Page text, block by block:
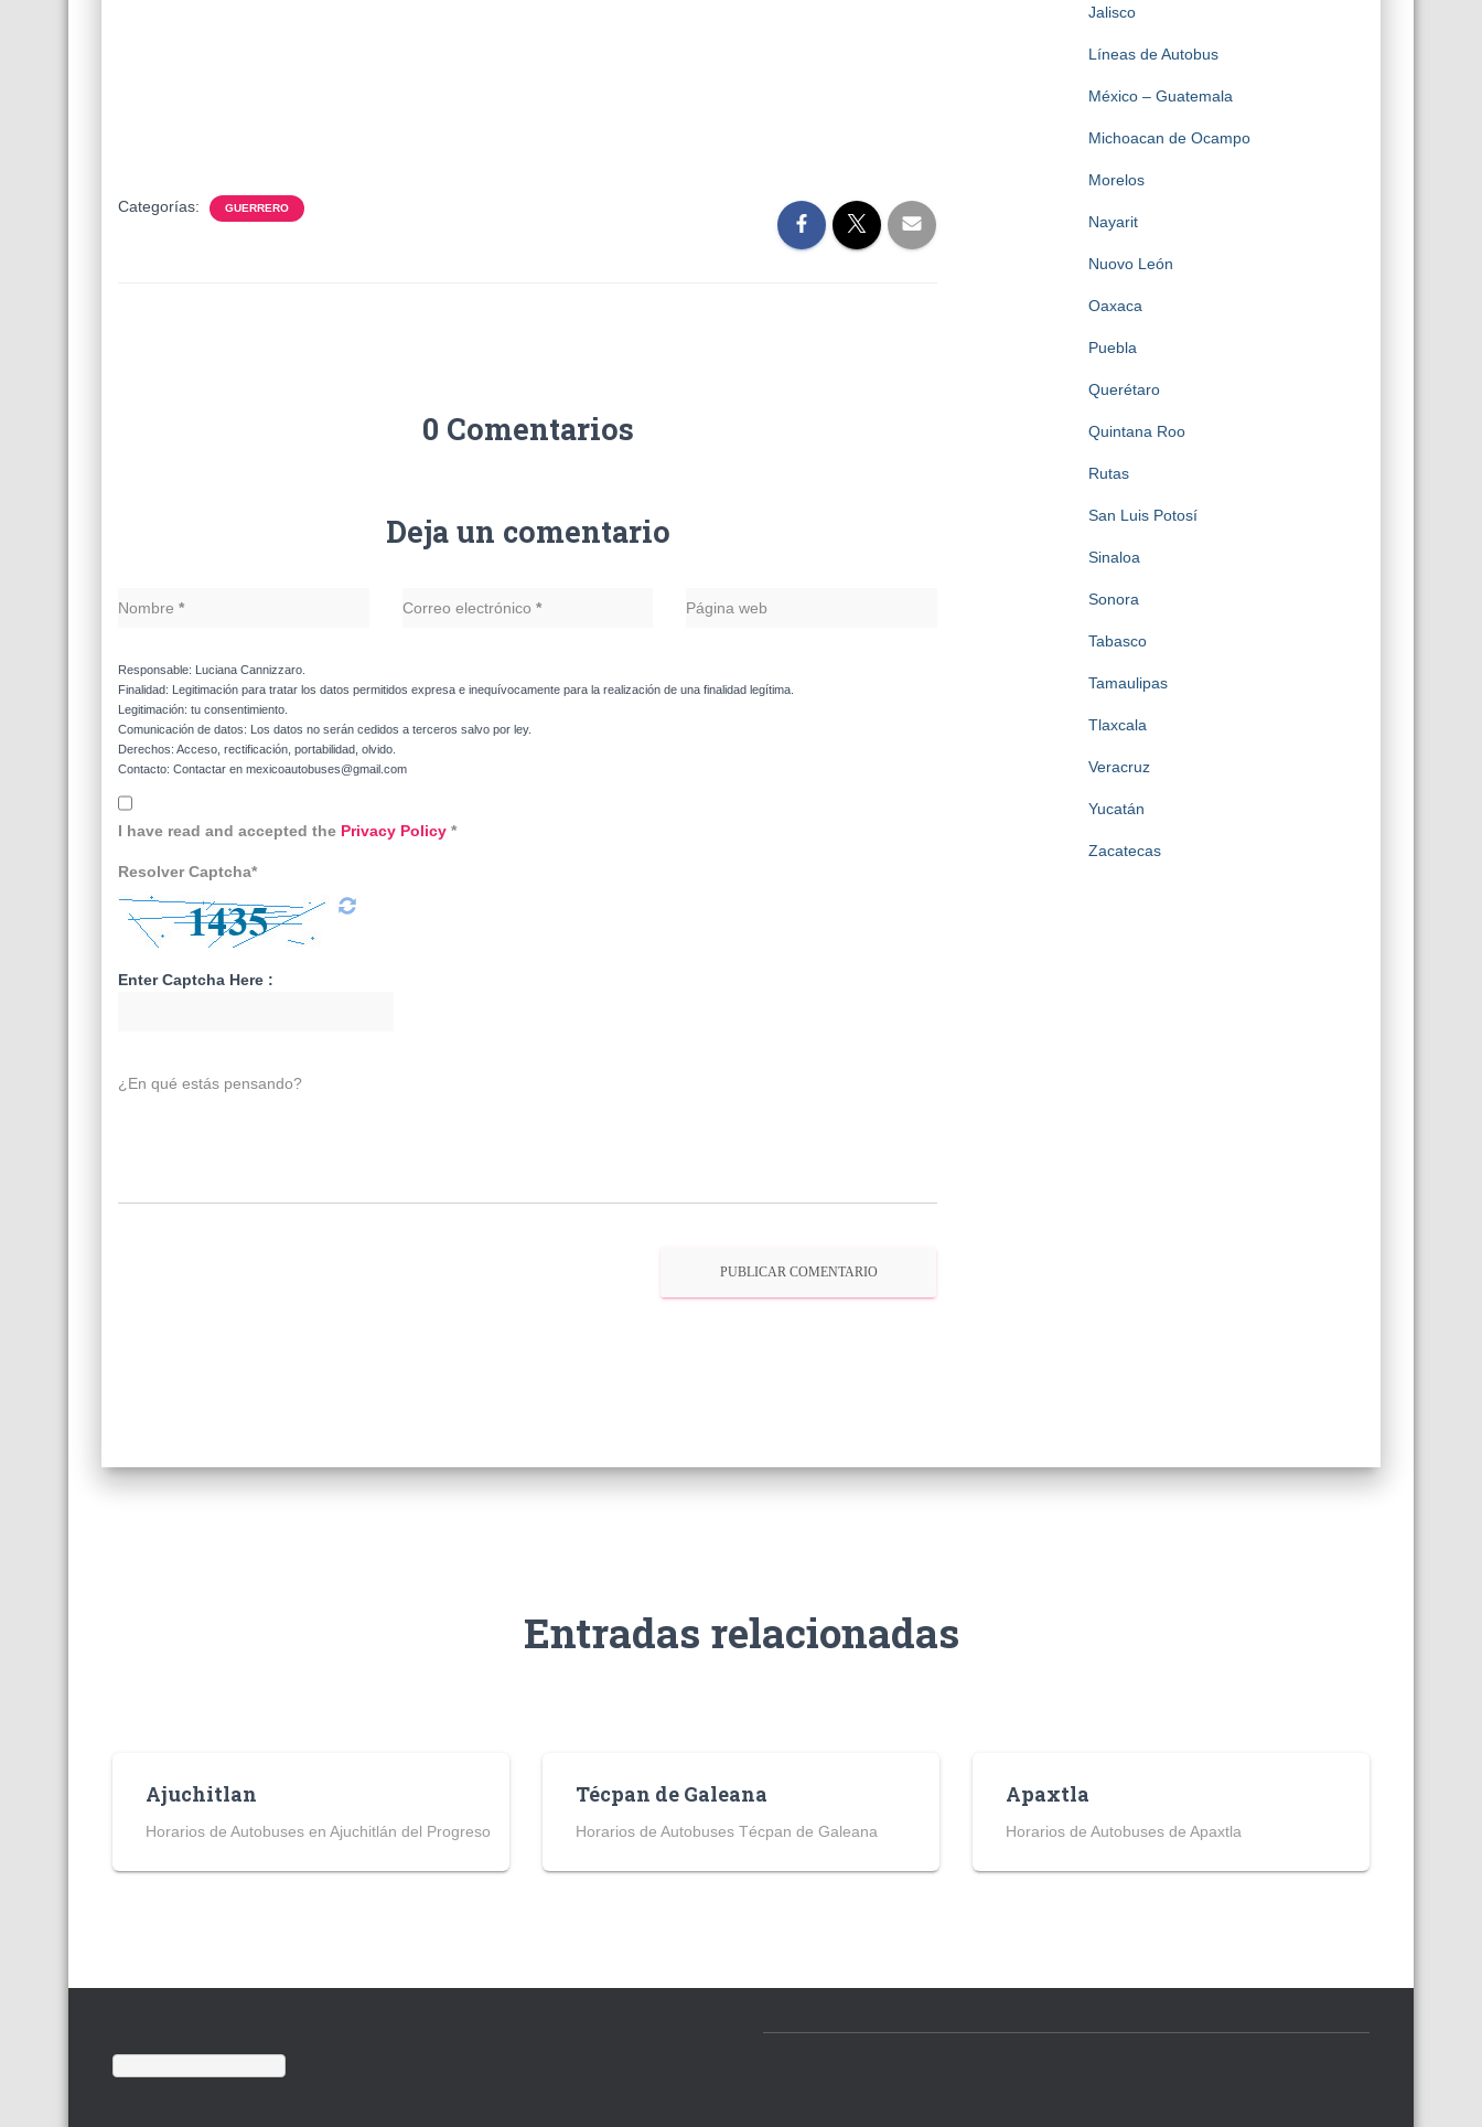
Categorías: GUERRERO
0 Comentarios
Deja un comentario
Nombre * Correo electrónico * Página web
Responsable: Luciana Cannizzaro.
Finalidad: Legitimación para tratar los datos permitidos expresa e inequívocamente para la realización de una finalidad legítima.
Legitimación: tu consentimiento.
Comunicación de datos: Los datos no serán cedidos a terceros salvo por ley.
Derechos: Acceso, rectificación, portabilidad, olvido.
Contacto: Contactar en mexicoautobuses@gmail.com
I have read and accepted the Privacy Policy *
Resolver Captcha*
Enter Captcha Here :
¿En qué estás pensando?
Jalisco
Líneas de Autobus
México – Guatemala
Michoacan de Ocampo
Morelos
Nayarit
Nuovo León
Oaxaca
Puebla
Querétaro
Quintana Roo
Rutas
San Luis Potosí
Sinaloa
Sonora
Tabasco
Tamaulipas
Tlaxcala
Veracruz
Yucatán
Zacatecas
Entradas relacionadas
Ajuchitlan
Horarios de Autobuses en Ajuchitlán del Progreso
Técpan de Galeana
Horarios de Autobuses Técpan de Galeana
Apaxtla
Horarios de Autobuses de Apaxtla